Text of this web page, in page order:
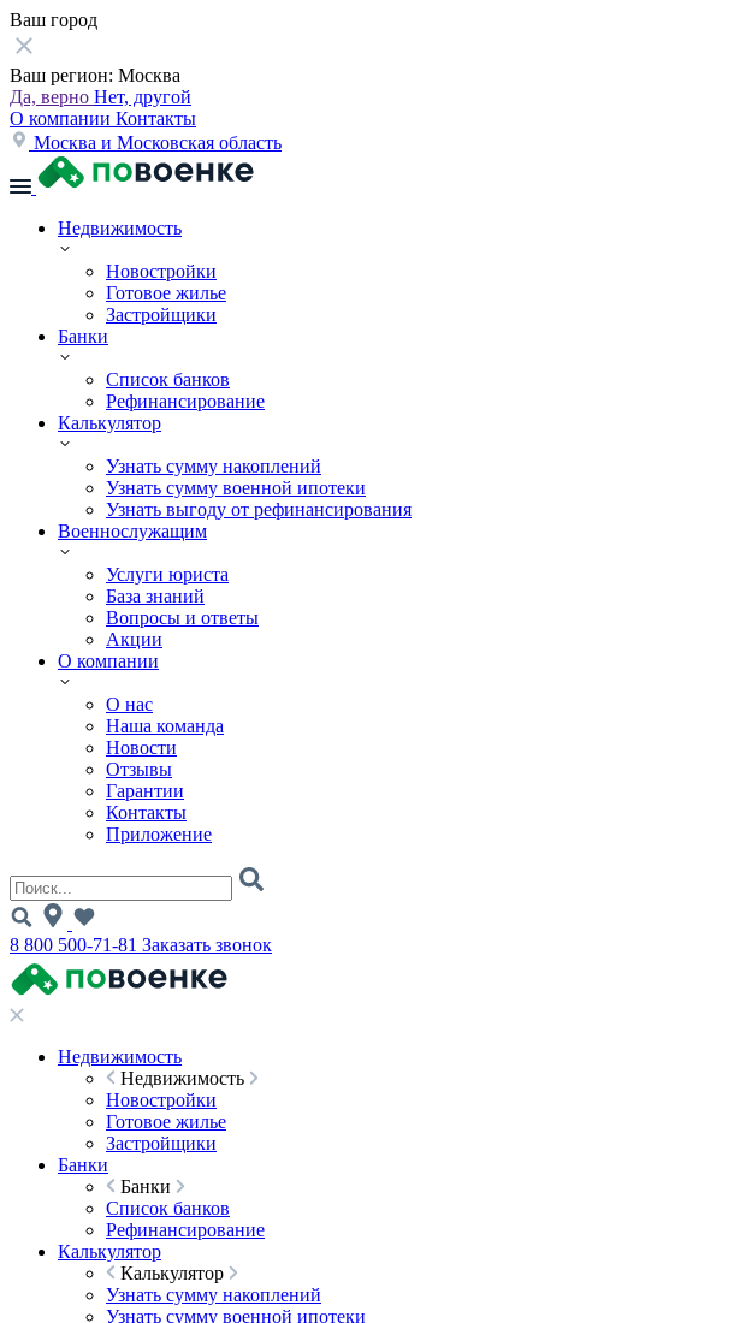
Ваш город
Ваш регион: Москва
Да, верно Нет, другой
О компании Контакты
Москва и Московская область
Недвижимость
Новостройки
Готовое жилье
Застройщики
Банки
Список банков
Рефинансирование
Калькулятор
Узнать сумму накоплений
Узнать сумму военной ипотеки
Узнать выгоду от рефинансирования
Военнослужащим
Услуги юриста
База знаний
Вопросы и ответы
Акции
О компании
О нас
Наша команда
Новости
Отзывы
Гарантии
Контакты
Приложение
8 800 500-71-81 Заказать звонок
Недвижимость
Недвижимость
Новостройки
Готовое жилье
Застройщики
Банки
Банки
Список банков
Рефинансирование
Калькулятор
Калькулятор
Узнать сумму накоплений
Узнать сумму военной ипотеки